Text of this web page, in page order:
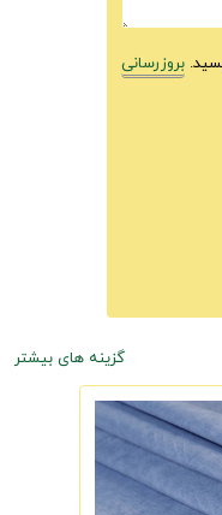
بروزرسانی
گزینه های بیشتر